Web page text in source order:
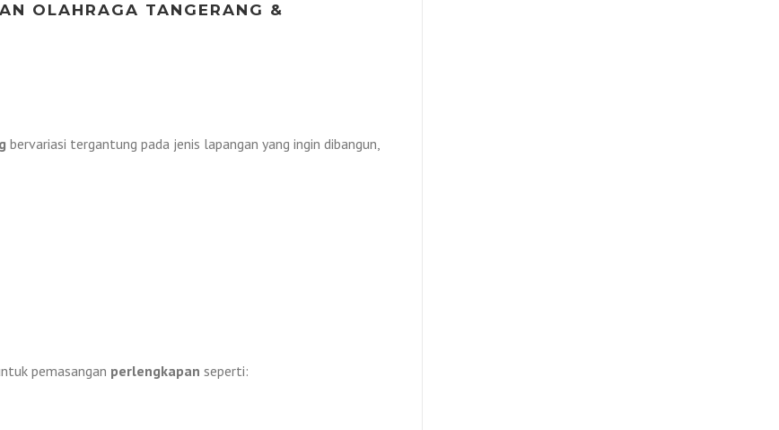
OLAHRAGA TANGERANG &
bervariasi tergantung pada jenis lapangan yang ingin dibangun,
pemasangan perlengkapan seperti: